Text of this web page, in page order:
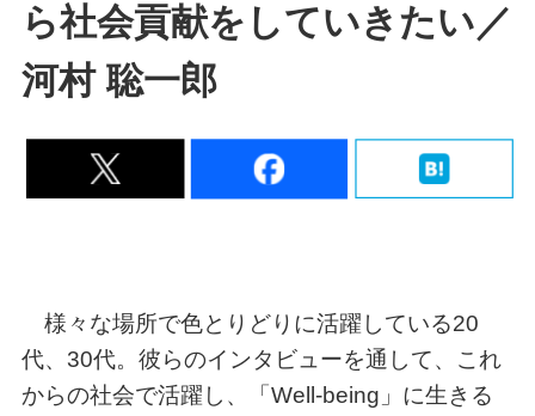
ら社会貢献をしていきたい／
河村 聡一郎
様々な場所で色とりどりに活躍している20
代、30代。彼らのインタビューを通して、これ
からの社会で活躍し、「Well-being」に生きる